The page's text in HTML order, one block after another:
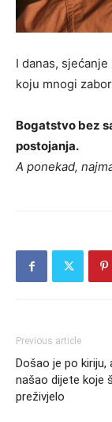
I danas,
koju mnogi
Bogatstvo bez
postojanja.
A ponekad,
Previous article
Došao je po kiriju,
našao dijete koje
preživjelo